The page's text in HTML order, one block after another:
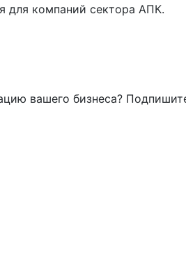
для компаний сектора АПК.
вашего бизнеса?